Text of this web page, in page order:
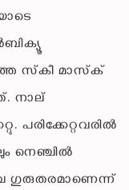
സ്‌കീ മാസ്‌ക്
നാല്
പരിക്കേറ്റവരില്‍
നെഞ്ചില്‍
ഗുരുതരമാണെന്ന്